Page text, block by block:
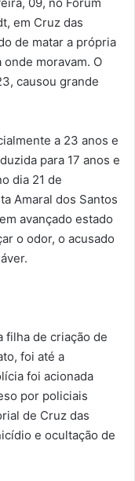
em Cruz das
de matar a própria
moravam. O
causou grande
a 23 anos e
para 17 anos e
dia 21 de
Amaral dos Santos
avançado estado
o odor, o acusado
filha de criação de
foi até a
foi acionada
por policiais
de Cruz das
e ocultação de